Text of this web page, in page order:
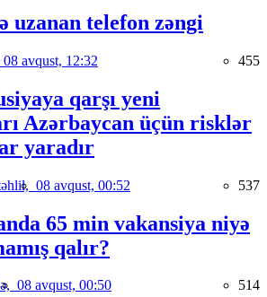
uzanan telefon zəngi
08 avqust, 12:32 455
qarşı yeni
Azərbaycan üçün risklər
yaradır
08 avqust, 00:52 537
65 min vakansiya niyə
qalır?
08 avqust, 00:50 514